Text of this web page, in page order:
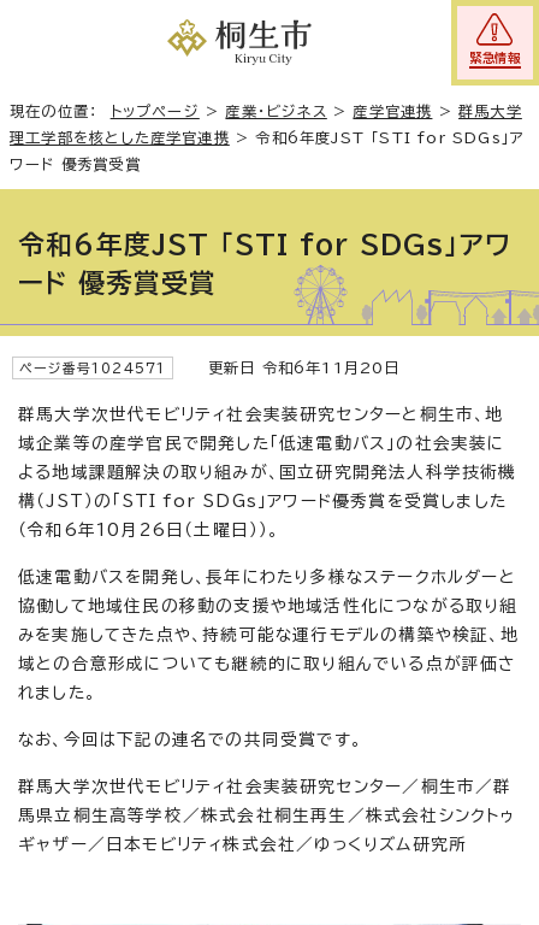
緊急情報
現在の位置： トップページ > 産業・ビジネス > 産学官連携 >群馬大学
理工学部を核とした産学官連携 >令和6年度JST 「STI for SDGs」ア
ワード 優秀賞受賞
令和6年度JST 「STI for SDGs」アワ
ード 優秀賞受賞
ページ番号1024571 更新日 令和6年11月20日
群馬大学次世代モビリティ社会実装研究センターと桐生市、地
域企業等の産学官民で開発した「低速電動バス」の社会実装に
よる地域課題解決の取り組みが、国立研究開発法人科学技術機
構（JST）の「STI for SDGs」アワード優秀賞を受賞しました
（令和6年10月26日（土曜日））。
低速電動バスを開発し、長年にわたり多様なステークホルダーと
協働して地域住民の移動の支援や地域活性化につながる取り組
みを実施してきた点や、持続可能な運行モデルの構築や検証、地
域との合意形成についても継続的に取り組んでいる点が評価さ
れました。
なお、今回は下記の連名での共同受賞です。
群馬大学次世代モビリティ社会実装研究センター／桐生市／群
馬県立桐生高等学校／株式会社桐生再生／株式会社シンクトゥ
ギャザー／日本モビリティ株式会社／ゆっくりズム研究所